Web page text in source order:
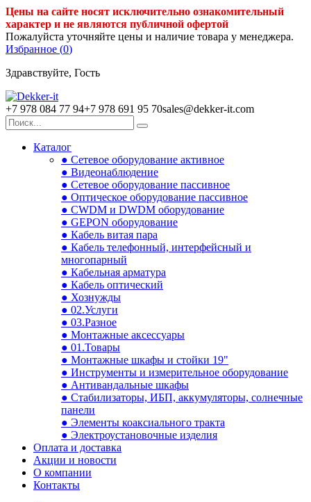
Цены на сайте носят исключительно ознакомительный
характер и не являются публичной офертой
Пожалуйста уточняйте цены и наличие товара у менеджера.
Избранное (0)
Здравствуйте, Гость
+7 978 084 77 94+7 978 691 95 70sales@dekker-it.com
Каталог
● Сетевое оборудование активное
● Видеонаблюдение
● Сетевое оборудование пассивное
● Оптическое оборудование пассивное
● CWDM и DWDM оборудование
● GEPON оборудование
● Кабель витая пара
● Кабель телефонный, интерфейсный и
многопарный
● Кабельная арматура
● Кабель оптический
● Хознужды
● 02.Услуги
● 03.Разное
● Монтажные аксессуары
● 01.Товары
● Монтажные шкафы и стойки 19"
● Инструменты и измерительное оборудование
● Антивандальные шкафы
● Стабилизаторы, ИБП, аккумуляторы, солнечные
панели
● Элементы коаксиального тракта
● Электроустановочные изделия
Оплата и доставка
Акции и новости
О компании
Контакты